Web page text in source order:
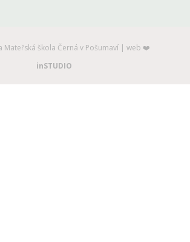
Mateřská škola Černá v Pošumaví | web ❤️
inSTUDIO